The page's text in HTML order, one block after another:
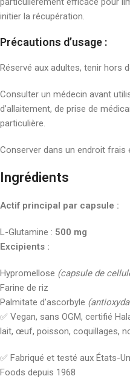
initier la récupération.
Précautions d’usage :
Réservé aux adultes, tenir hors
Consulter un médecin avant
d’allaitement, de prise de
particulière.
Conserver dans un endroit frais
Ingrédients
Actif principal par capsule :
L-Glutamine : 500 mg
Excipients :
Hypromellose (capsule de
Farine de riz
Palmitate d’ascorbyle
✅ Vegan, sans OGM, certifié
lait, œuf, poisson, coquillages,
✅ Fabriqué et testé aux États-
Foods depuis 1968